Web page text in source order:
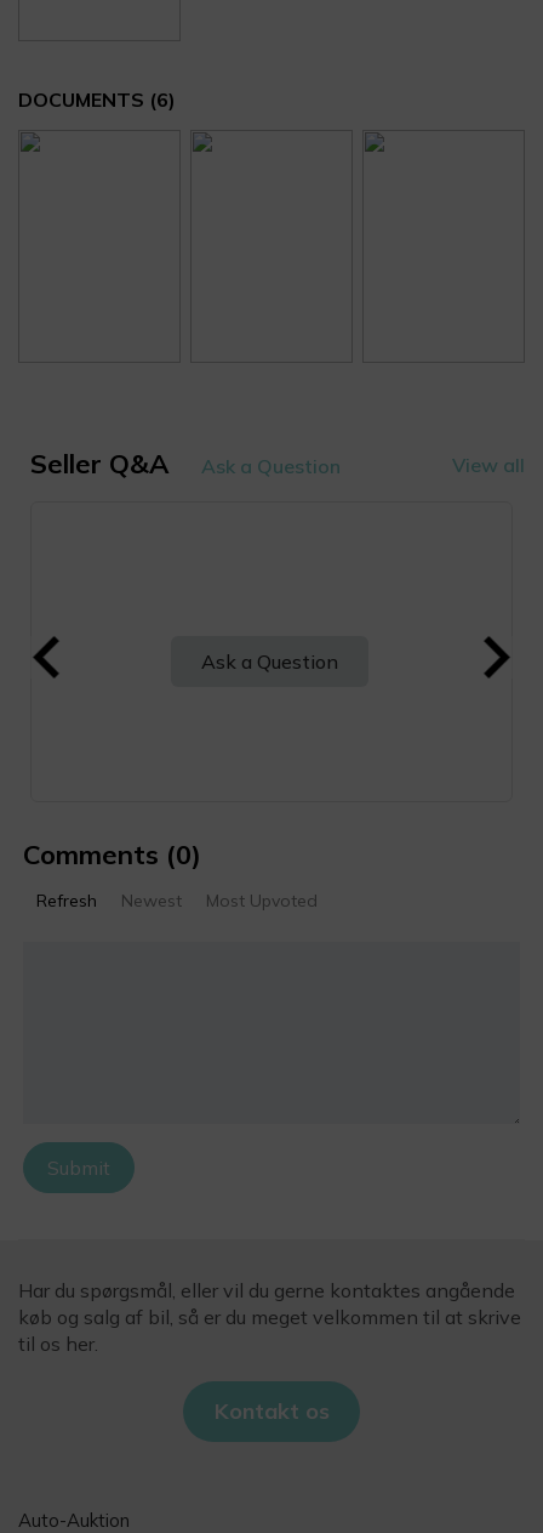
DOCUMENTS (6)
Seller Q&A Ask a Question View all
Ask a Question
Comments (0)
Refresh Newest Most Upvoted
Submit
Har du spørgsmål, eller vil du gerne kontaktes angående
køb og salg af bil, så er du meget velkommen til at skrive
til os her.
Kontakt os
Auto-Auktion